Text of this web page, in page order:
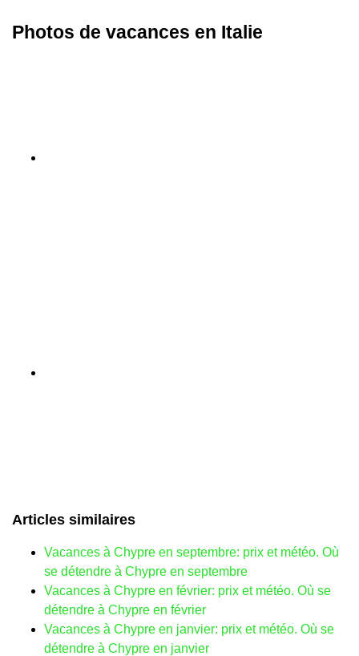
Photos de vacances en Italie
Articles similaires
Vacances à Chypre en septembre: prix et météo. Où
se détendre à Chypre en septembre
Vacances à Chypre en février: prix et météo. Où se
détendre à Chypre en février
Vacances à Chypre en janvier: prix et météo. Où se
détendre à Chypre en janvier